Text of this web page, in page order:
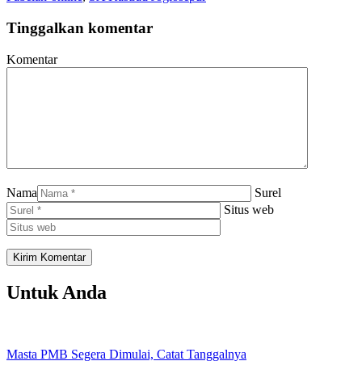
Tinggalkan komentar
Komentar
Nama
Surel
Situs web
Untuk Anda
Masta PMB Segera Dimulai, Catat Tanggalnya